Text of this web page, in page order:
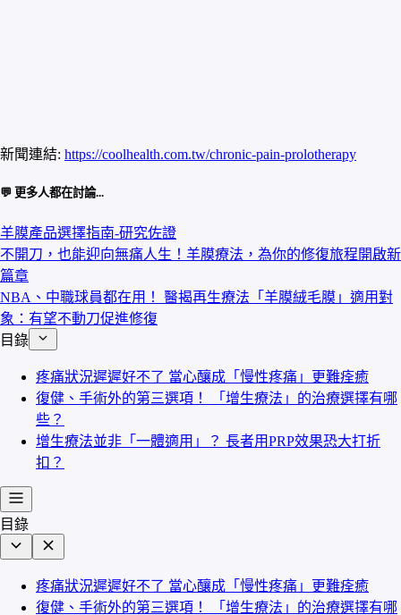
新聞連結: https://coolhealth.com.tw/chronic-pain-prolotherapy
💬 更多人都在討論...
羊膜產品選擇指南-研究佐證
不開刀，也能迎向無痛人生！羊膜療法，為你的修復旅程開啟新
篇章
NBA、中職球員都在用！ 醫揭再生療法「羊膜絨毛膜」適用對
象：有望不動刀促進修復
目錄
疼痛狀況遲遲好不了 當心釀成「慢性疼痛」更難痊癒
復健、手術外的第三選項！ 「增生療法」的治療選擇有哪
些？
增生療法並非「一體適用」？ 長者用PRP效果恐大打折
扣？
目錄
疼痛狀況遲遲好不了 當心釀成「慢性疼痛」更難痊癒
復健、手術外的第三選項！ 「增生療法」的治療選擇有哪